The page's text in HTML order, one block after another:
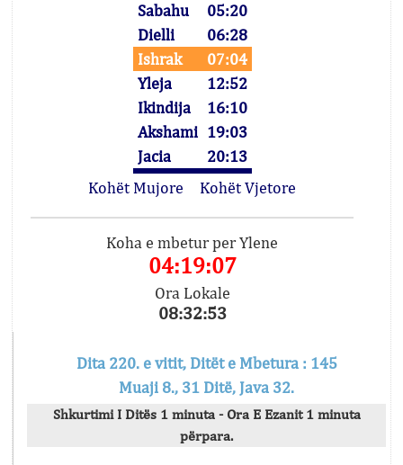
Sabahu
05:20
Dielli
06:28
Ishrak
07:04
Yleja
12:52
Ikindija
16:10
Akshami 19:03
Jacia
20:13
Kohët Mujore
Kohët Vjetore
Koha e mbetur per Ylene
04:19:07
Ora Lokale
08:32:53
Dita 220. e vitit, Ditët e Mbetura : 145
Muaji 8., 31 Ditë, Java 32.
Shkurtimi I Ditës 1 minuta - Ora E Ezanit 1 minuta
përpara.